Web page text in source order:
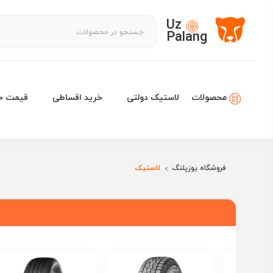
Uz
Palang
محصولات لاستیک دولتی خرید اقساطی قیمت
فروشگاه یوزپلنگ لاستیک